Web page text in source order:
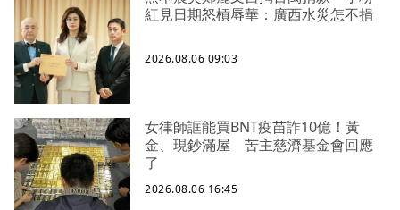
紅見日期怒槓辱華：廣西水災怎不捐
2026.08.06 09:03
女律師誆能買BNT疫苗詐10億！黃
金、現鈔滿屋 苦主慈濟基金會回應
了
2026.08.06 16:45